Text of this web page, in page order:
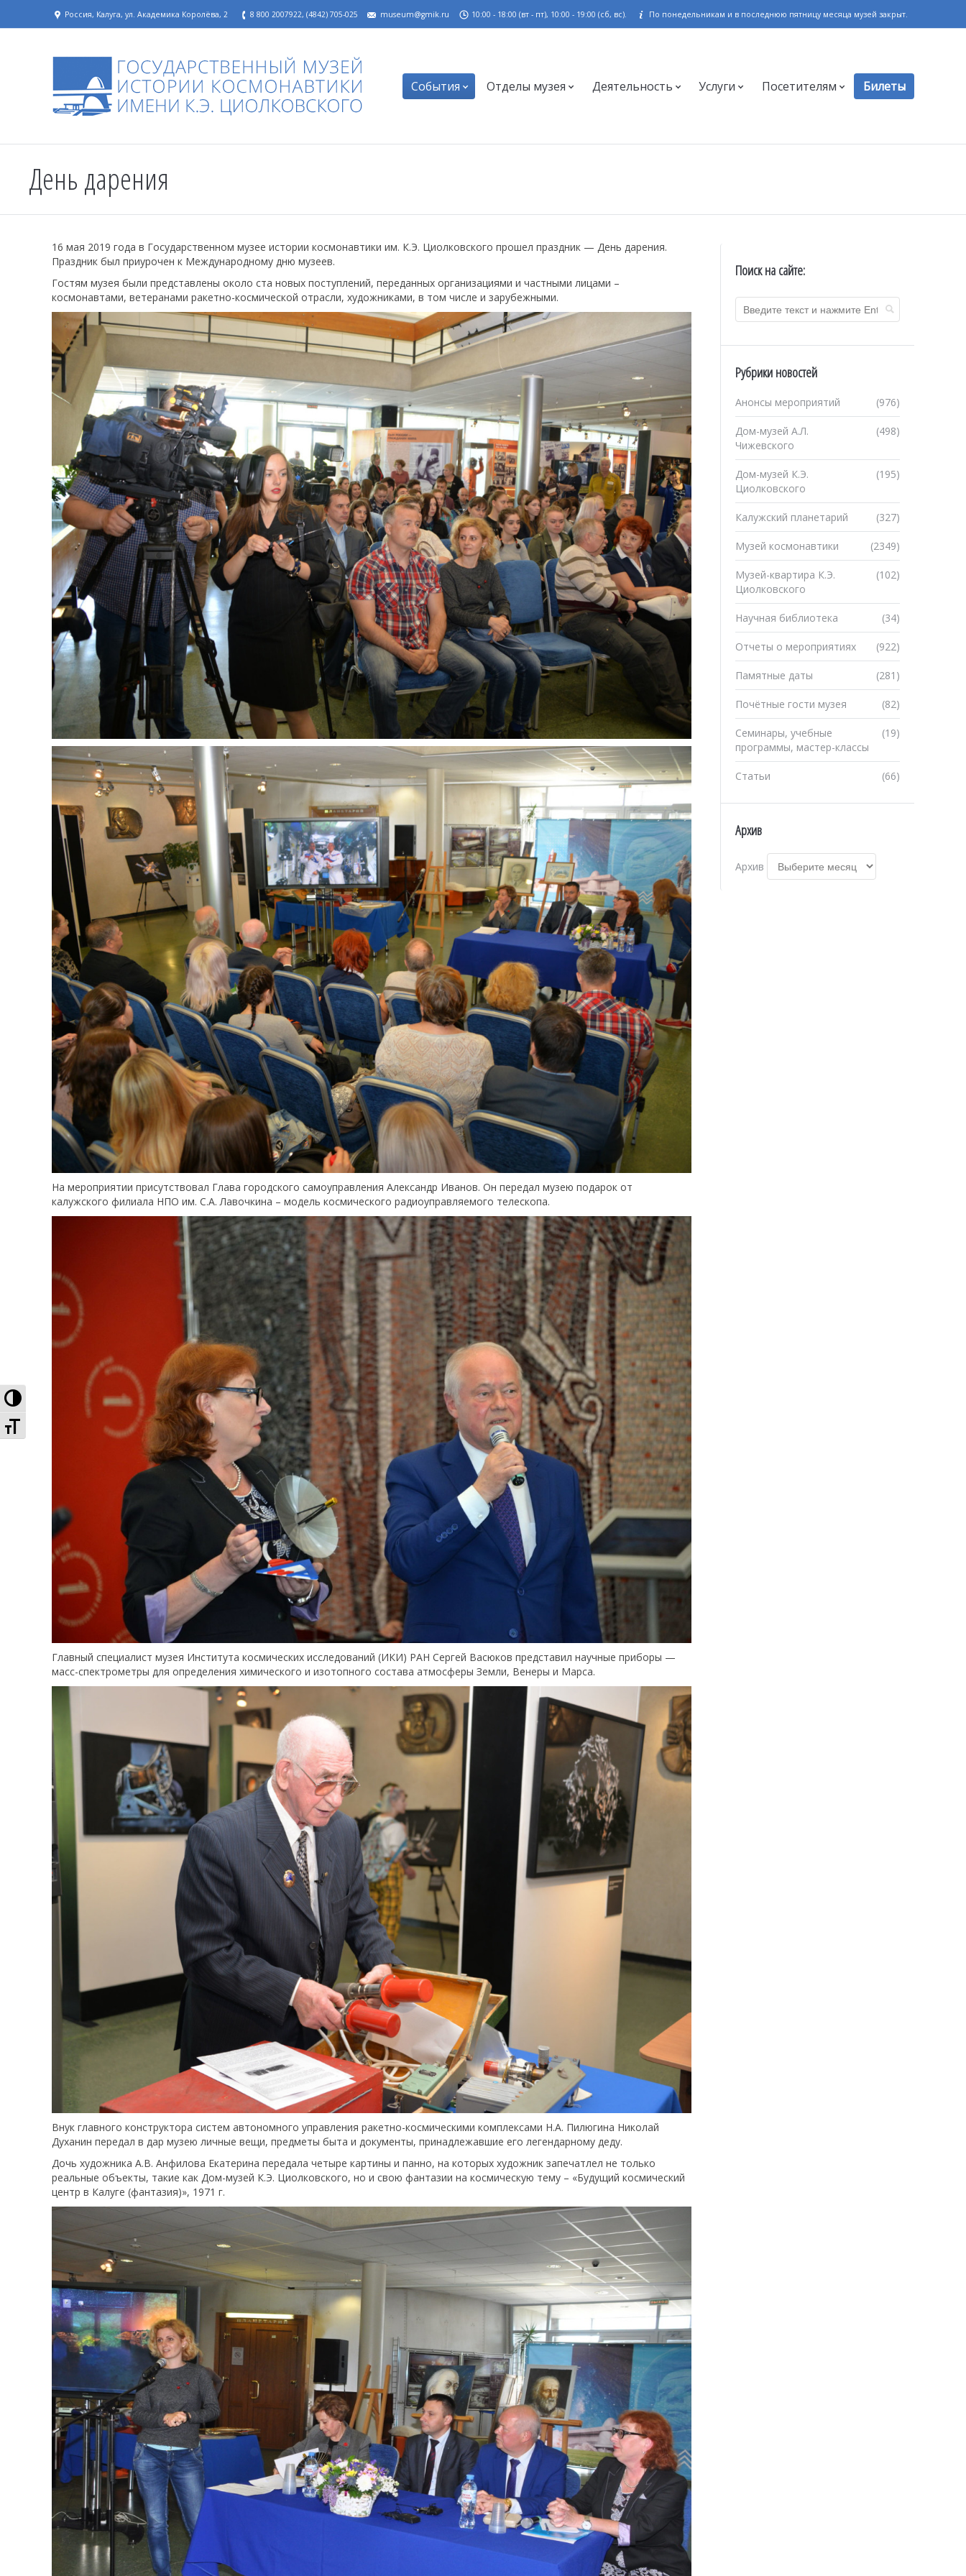
Высокая контрастность
Увеличенный шрифт
Россия, Калуга, ул. Академика Королёва, 2 8 800 2007922, (4842) 705-025 museum@gmik.ru 10:00 - 18:00 (вт - пт), 10:00 - 19:00 (сб, вс). По понедельникам и в последнюю пятницу месяца музей закрыт.
События Отделы музея Деятельность Услуги Посетителям Билеты
День дарения
16 мая 2019 года в Государственном музее истории космонавтики им. К.Э. Циолковского прошел праздник — День дарения.
Праздник был приурочен к Международному дню музеев.
Гостям музея были представлены около ста новых поступлений, переданных организациями и частными лицами –
космонавтами, ветеранами ракетно-космической отрасли, художниками, в том числе и зарубежными.
На мероприятии присутствовал Глава городского самоуправления Александр Иванов. Он передал музею подарок от
калужского филиала НПО им. С.А. Лавочкина – модель космического радиоуправляемого телескопа.
Главный специалист музея Института космических исследований (ИКИ) РАН Сергей Васюков представил научные приборы —
масс-спектрометры для определения химического и изотопного состава атмосферы Земли, Венеры и Марса.
Внук главного конструктора систем автономного управления ракетно-космическими комплексами Н.А. Пилюгина Николай
Духанин передал в дар музею личные вещи, предметы быта и документы, принадлежавшие его легендарному деду.
Дочь художника А.В. Анфилова Екатерина передала четыре картины и панно, на которых художник запечатлел не только
реальные объекты, такие как Дом-музей К.Э. Циолковского, но и свою фантазии на космическую тему – «Будущий космический
центр в Калуге (фантазия)», 1971 г.
Поиск на сайте:
Рубрики новостей
(976)
Анонсы мероприятий
(498)
Дом-музей А.Л.
Чижевского
(195)
Дом-музей К.Э.
Циолковского
(327)
Калужский планетарий
(2349)
Музей космонавтики
(102)
Музей-квартира К.Э.
Циолковского
(34)
Научная библиотека
(922)
Отчеты о мероприятиях
(281)
Памятные даты
(82)
Почётные гости музея
(19)
Семинары, учебные
программы, мастер-классы
(66)
Статьи
Архив
Архив